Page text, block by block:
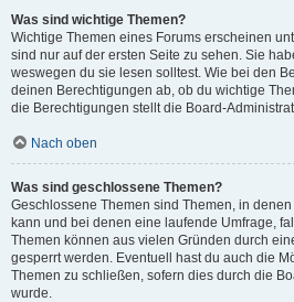
Was sind wichtige Themen?
Wichtige Themen eines Forums erscheinen
sind nur auf der ersten Seite zu sehen. Sie
weswegen du sie lesen solltest. Wie bei den
deinen Berechtigungen ab, ob du wichtige
die Berechtigungen stellt die Board-
Nach oben
Was sind geschlossene Themen?
Geschlossene Themen sind Themen, in
kann und bei denen eine laufende Umfrage,
Themen können aus vielen Gründen durch
gesperrt werden. Eventuell hast du auch die
Themen zu schließen, sofern dies durch die
wurde.